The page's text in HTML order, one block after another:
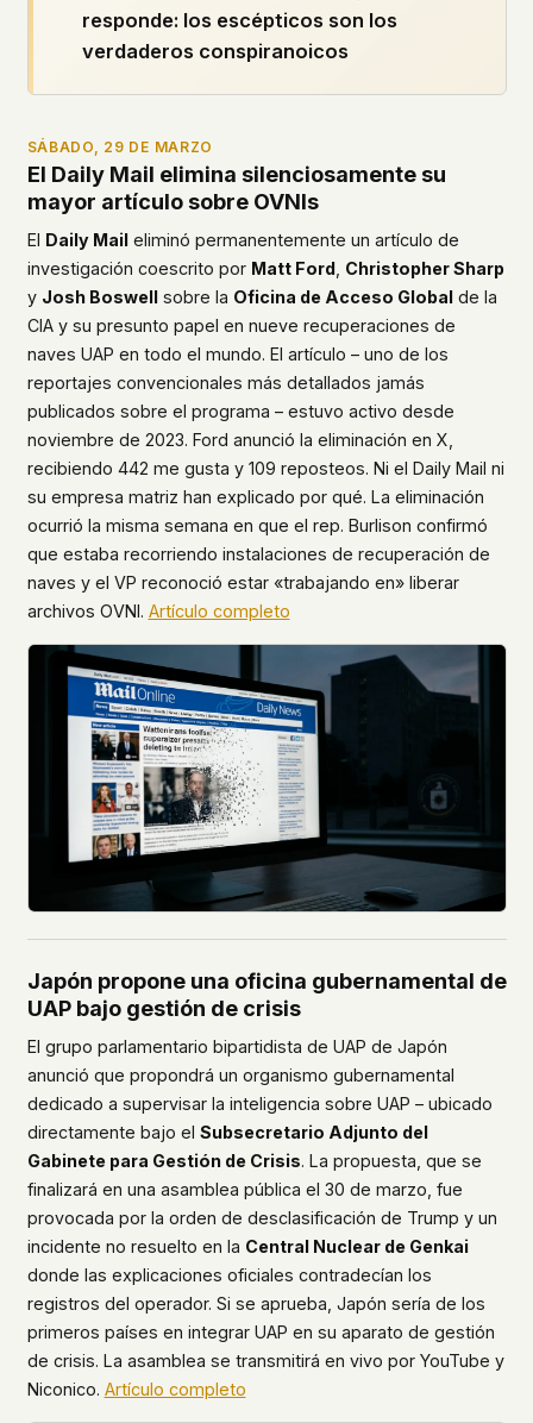
military service member, a Hill staffer, or just
someone who's curious – your visit here is yours
WHAT WE CAN'T CONTROL
connected to ufouap.com (they can see this for
every website you visit). Your DNS provider
resolves the domain. Standard web server logs
exist on our hosting provider's infrastructure. We
don't use them, but we can't pretend they don't
exist.
If this concerns you, a VPN or Tor will handle it.
We won't judge – we'd do the same.
This isn't a privacy policy written by lawyers to
protect us. It's a promise written by us to protect
you. If we ever add analytics, tracking, or third-
party scripts, we'll say so here first – and you
responde: los escépticos son los
verdaderos conspiranoicos
SÁBADO, 29 DE MARZO
El Daily Mail elimina silenciosamente su
mayor artículo sobre OVNIs
El Daily Maileliminó permanentemente un artículo de
investigación coescrito por Matt Ford, Christopher Sharp
y Josh Boswellsobre la Oficina de Acceso Globalde la
CIA y su presunto papel en nueve recuperaciones de
naves UAP en todo el mundo. El artículo – uno de los
reportajes convencionales más detallados jamás
publicados sobre el programa – estuvo activo desde
noviembre de 2023. Ford anunció la eliminación en X,
recibiendo 442 me gusta y 109 reposteos. Ni el Daily Mail ni
su empresa matriz han explicado por qué. La eliminación
ocurrió la misma semana en que el rep. Burlison confirmó
que estaba recorriendo instalaciones de recuperación de
naves y el VP reconoció estar «trabajando en» liberar
archivos OVNI. Artículo completo
Japón propone una oficina gubernamental de
UAP bajo gestión de crisis
El grupo parlamentario bipartidista de UAP de Japón
anunció que propondrá un organismo gubernamental
dedicado a supervisar la inteligencia sobre UAP – ubicado
directamente bajo el Subsecretario Adjunto del
Gabinete para Gestión de Crisis. La propuesta, que se
finalizará en una asamblea pública el 30 de marzo, fue
provocada por la orden de desclasificación de Trump y un
incidente no resuelto en la Central Nuclear de Genkai
donde las explicaciones oficiales contradecían los
registros del operador. Si se aprueba, Japón sería de los
primeros países en integrar UAP en su aparato de gestión
de crisis. La asamblea se transmitirá en vivo por YouTube y
Niconico. Artículo completo